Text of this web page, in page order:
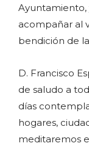
Ayuntamiento,
acompañar al
bendición de
D. Francisco
de saludo a
días
hogares,
meditaremos